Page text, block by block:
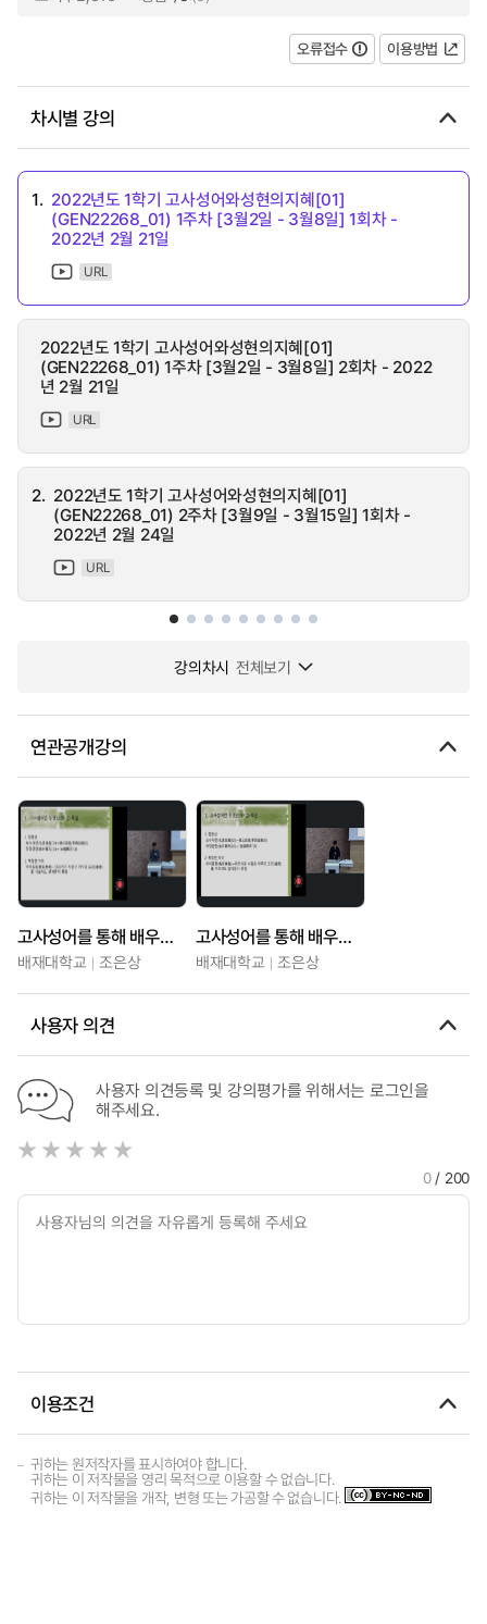
오류접수 이용방법
차시별 강의
1. 2022년도 1학기 고사성어와성현의지혜[01]
(GEN22268_01) 1주차 [3월2일 - 3월8일] 1회차 -
2022년 2월 21일
URL
2022년도 1학기 고사성어와성현의지혜[01]
(GEN22268_01) 1주차 [3월2일 - 3월8일] 2회차 - 2022
년 2월 21일
URL
2. 2022년도 1학기 고사성어와성현의지혜[01]
(GEN22268_01) 2주차 [3월9일 - 3월15일] 1회차 -
2022년 2월 24일
URL
강의차시 전체보기
연관공개강의
고사성어를 통해 배우는 성현의 지혜
배재대학교 조은상
고사성어를 통해 배우는 성현의 지혜
배재대학교 조은상
사용자 의견
사용자 의견등록 및 강의평가를 위해서는 로그인을
해주세요.
0/ 200
이용조건
귀하는 원저작자를 표시하여야 합니다.
귀하는 이 저작물을 영리 목적으로 이용할 수 없습니다.
귀하는 이 저작물을 개작, 변형 또는 가공할 수 없습니다.